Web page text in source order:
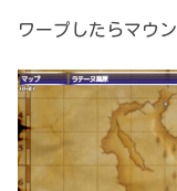
ワープしたらマウン